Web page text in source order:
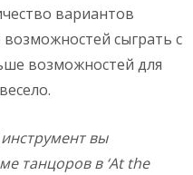
вариантов
сыграть с
возможностей для
вы
танцоровв‘At the